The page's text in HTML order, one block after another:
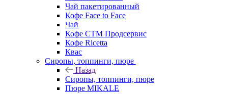
Чай пакетированный
Кофе Face to Face
Чай
Кофе СТМ Продсервис
Кофе Ricetta
Квас
Сиропы, топпинги, пюре
Назад
Сиропы, топпинги, пюре
Пюре MIKALE